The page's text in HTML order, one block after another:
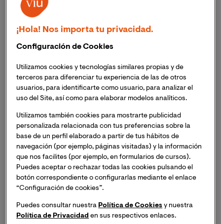
educativo y el crecimiento de la universidad.
La nueva imagen de marca aúna la tradición y
dinamismo del entorno formativo online.
Desde su creación, la
Universidad Internacional de
Valencia - VIUha entendido que en unmundo que
cambia de forma constante, y que exige adaptabilidad
de manera acorde. Por ello siempre
ha abrazado elcambio, la evolución y el progreso
entendido como un proceso de mejora constante.La
nueva identidad de VIU es fruto de esa filosofía, y
nace de la necesidad de visibilizar la personalidad de la
universidad en este momento de impacto de la
COVID19 en el sector educativo: una universidad
comprometida, diversa, internacional e innovadora
¡Hola! Nos importa tu privacidad.
Configuración de Cookies
Utilizamos cookies y tecnologías similares propias y de
terceros para diferenciar tu experiencia de las de otros
usuarios, para identificarte como usuario, para analizar el
uso del Site, así como para elaborar modelos analíticos.
Utilizamos también cookies para mostrarte publicidad
personalizada relacionada con tus preferencias sobre la
base de un perfil elaborado a partir de tus hábitos de
navegación (por ejemplo, páginas visitadas) y la información
que nos facilites (por ejemplo, en formularios de cursos).
Puedes aceptar o rechazar todas las cookies pulsando el
botón correspondiente o configurarlas mediante el enlace
“Configuración de cookies”.
Puedes consultar nuestra Política de Cookies y nuestra
Política de Privacidad en sus respectivos enlaces.